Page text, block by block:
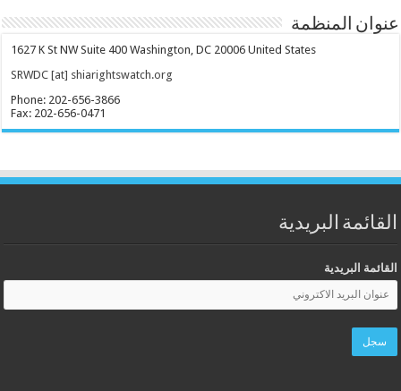
عنوان المنظمة
1627 K St NW Suite 400 Washington, DC 20006 United States
SRWDC [at] shiarightswatch.org
Phone: 202-656-3866
Fax: 202-656-0471
القائمة البريدية
القائمة البريدية